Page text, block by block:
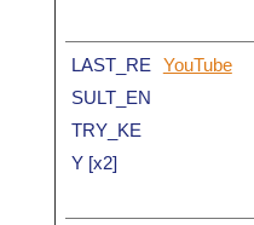
LAST_RE
SULT_EN
TRY_KE
Y [x2]
YouTube